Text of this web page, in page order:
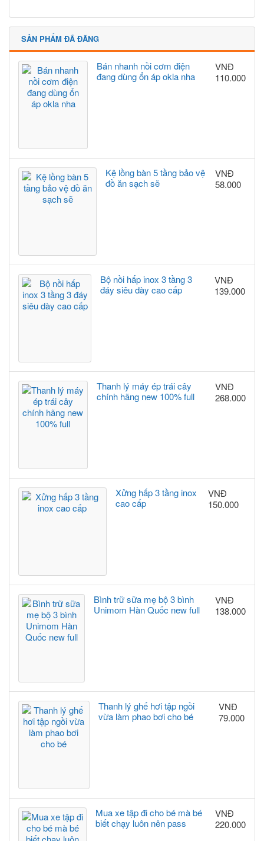
SẢN PHẨM ĐÃ ĐĂNG
Bán nhanh nồi cơm điện
đang dùng ổn áp okla nha
VNĐ
110.000
Kệ lồng bàn 5 tầng bảo vệ
đồ ăn sạch sẽ
VNĐ
58.000
Bộ nồi hấp inox 3 tầng 3
đáy siêu dày cao cấp
VNĐ
139.000
Thanh lý máy ép trái cây
chính hãng new 100% full
VNĐ
268.000
Xửng hấp 3 tầng inox
cao cấp
VNĐ
150.000
Bình trữ sữa mẹ bộ 3 bình
Unimom Hàn Quốc new full
VNĐ
138.000
Thanh lý ghế hơi tập ngồi
vừa làm phao bơi cho bé
VNĐ
79.000
Mua xe tập đi cho bé mà bé
biết chạy luôn nên pass
VNĐ
220.000